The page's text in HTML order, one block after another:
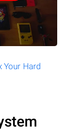
Your Hard